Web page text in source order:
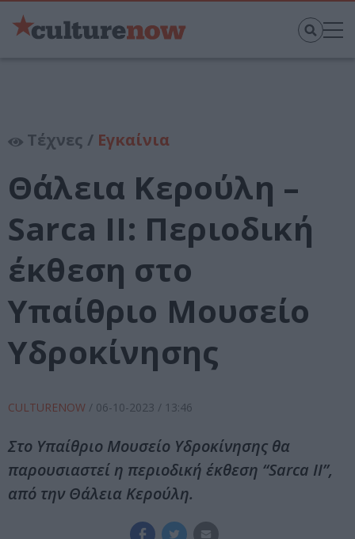
Τέχνες / Εγκαίνια
Θάλεια Κερούλη –
Sarca II: Περιοδική
έκθεση στο
Υπαίθριο Μουσείο
Υδροκίνησης
CULTURENOW / 06-10-2023 / 13:46
Στο Υπαίθριο Μουσείο Υδροκίνησης θα
παρουσιαστεί η περιοδική έκθεση “Sarca II”,
από την Θάλεια Κερούλη.